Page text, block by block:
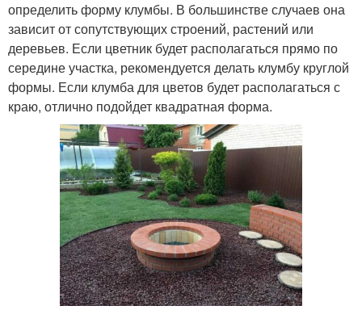
определить форму клумбы. В большинстве случаев она
зависит от сопутствующих строений, растений или
деревьев. Если цветник будет располагаться прямо по
середине участка, рекомендуется делать клумбу круглой
формы. Если клумба для цветов будет располагаться с
краю, отлично подойдет квадратная форма.